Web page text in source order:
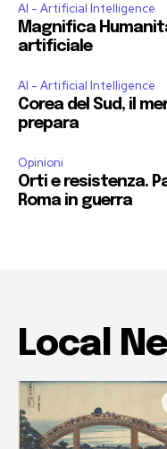
AI - Artificial Intelligence
Magnifica
artificiale
AI - Artificial Intelligence
Corea del Sud, il
prepara
Opinioni
Orti e resistenza.
Roma in guerra
Local